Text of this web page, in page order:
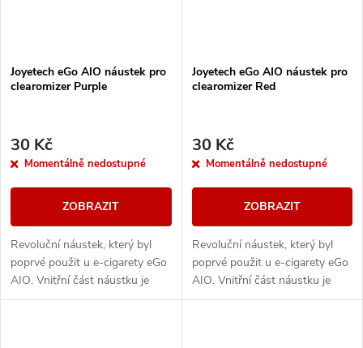
Joyetech eGo AIO náustek pro
clearomizer Purple
30 Kč
Momentálně nedostupné
ZOBRAZIT
Revoluční náustek, který byl
poprvé použit u e-cigarety eGo
AIO. Vnitřní část náustku je
spirálovitého tvaru = ochrana
Joyetech eGo AIO náustek pro
clearomizer Red
30 Kč
Momentálně nedostupné
ZOBRAZIT
Revoluční náustek, který byl
poprvé použit u e-cigarety eGo
AIO. Vnitřní část náustku je
spirálovitého tvaru = ochrana